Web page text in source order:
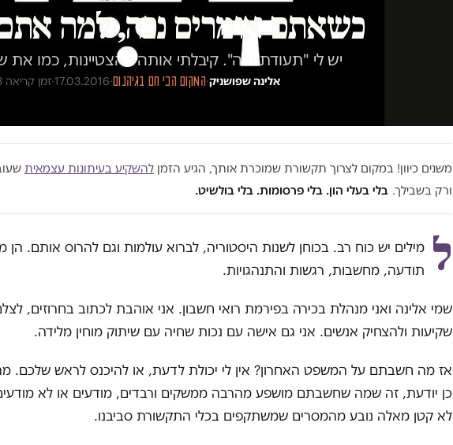
כשאתם אומרים נכה, למה אתם
יש לי "תעודת נכה". קיבלתי אותה בהצטיינות, כמו
אלינה שפושניק·המקום הכי חם בגיהנום·
17.03.2016
·זמן קריאה 3 דק׳
משנים כיוון! במקום לצרוך תקשורת שמוכרת אותך, הגיע הזמן להשקיע בעיתונות עצמאית
ורק בשבילך. בלי בעלי הון. בלי פרסומות. בלי בולשיט.
ל מילים יש כוח רב. בכוחן לשנות היסטוריה, לברוא עולמות וגם להרוס אותם. הן
תודעה, מחשבות, רגשות והתנהגויות.
שמי אלינה ואני מנהלת בכירה בפירמת רואי חשבון. אני אוהבת לכתוב בחרוזים,
שקיעות ולהצחיק אנשים. אני גם אישה עם נכות שחיה עם שיתוק מוחין מלידה.
אז מה חשבתם על המשפט האחרון? אין לי יכולת לדעת, או להיכנס לראש שלכם.
כן יודעת, זה שמה שחשבתם מושפע מהרבה ממשקים ורבדים, מודעים או לא
לא קטן מאלה נובע מהמסרים שמשתקפים בכלי התקשורת סביבנו.